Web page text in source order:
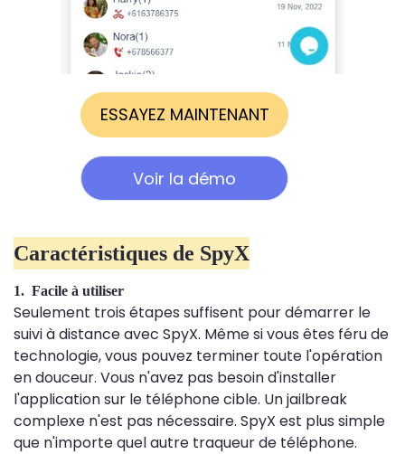
ESSAYEZ MAINTENANT
Voir la démo
Caractéristiques de SpyX
1. Facile à utiliser
Seulement trois étapes suffisent pour démarrer le
suivi à distance avec SpyX. Même si vous êtes féru de
technologie, vous pouvez terminer toute l'opération
en douceur. Vous n'avez pas besoin d'installer
l'application sur le téléphone cible. Un jailbreak
complexe n'est pas nécessaire. SpyX est plus simple
que n'importe quel autre traqueur de téléphone.